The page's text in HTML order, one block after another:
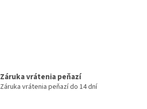
Záruka vrátenia peňazí
Záruka vrátenia peňazí do 14 dní